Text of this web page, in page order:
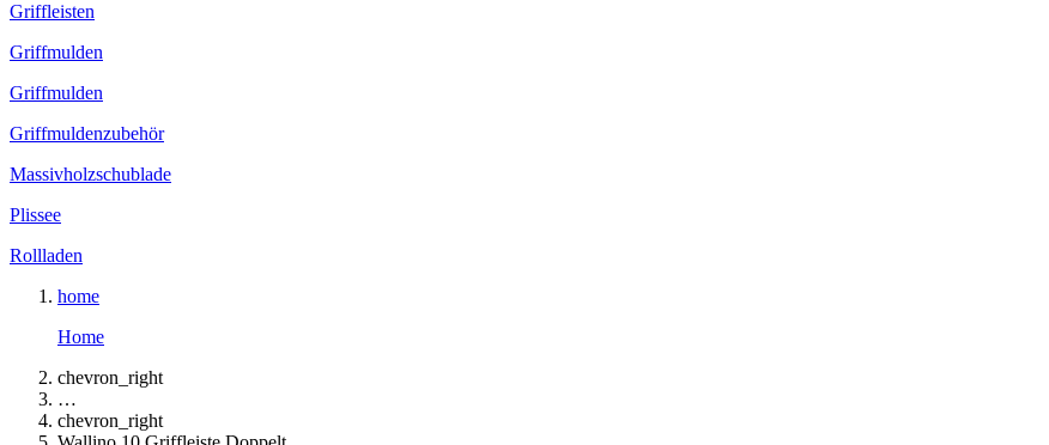
Griffleisten
Griffmulden
Griffmulden
Griffmuldenzubehör
Massivholzschublade
Plissee
Rollladen
home
Home
chevron_right
…
chevron_right